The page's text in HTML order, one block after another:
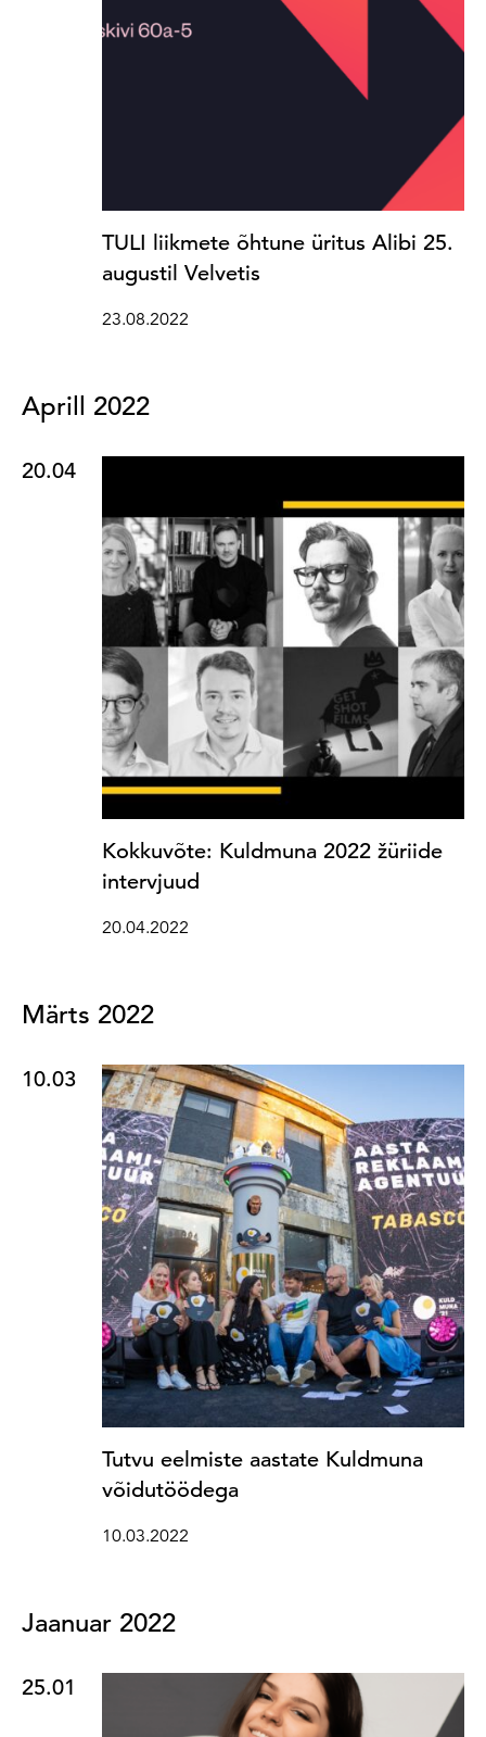
TULI liikmete õhtune üritus Alibi 25.
augustil Velvetis
23.08.2022
Aprill 2022
20.04
Kokkuvõte: Kuldmuna 2022 žüriide
intervjuud
20.04.2022
Märts 2022
10.03
Tutvu eelmiste aastate Kuldmuna
võidutöödega
10.03.2022
Jaanuar 2022
25.01